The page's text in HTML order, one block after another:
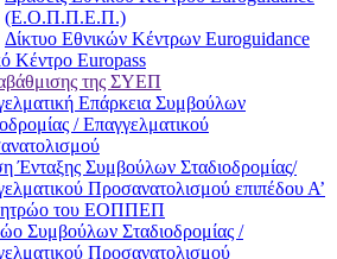
(Ε.Ο.Π.Π.Ε.Π.)
Δίκτυο Εθνικών Κέντρων Euroguidance
Κέντρο Europass
της ΣΥΕΠ
Επάρκεια Συμβούλων
/ Επαγγελματικού
Ένταξης Συμβούλων Σταδιοδρομίας/
Προσανατολισμού επιπέδου Α’
του ΕΟΠΠΕΠ
Συμβούλων Σταδιοδρομίας /
Προσανατολισμού